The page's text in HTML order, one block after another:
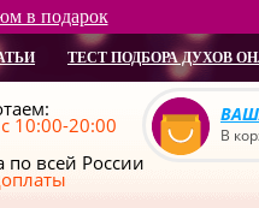
в подарок
ТЕСТ ПОДБОРА ДУХОВ
10:00-20:00
по всей России
В